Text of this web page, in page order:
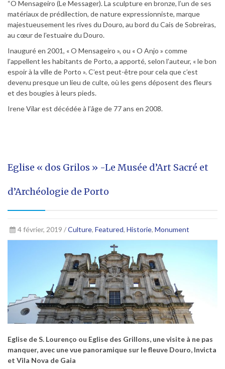
“O Mensageiro (Le Messager). La sculpture en bronze, l’un de ses
matériaux de prédilection, de nature expressionniste, marque
majestueusement les rives du Douro, au bord du Cais de Sobreiras,
au cœur de l’estuaire du Douro.
Inauguré en 2001, « O Mensageiro », ou « O Anjo » comme
l’appellent les habitants de Porto, a apporté, selon l’auteur, « le bon
espoir à la ville de Porto ». C’est peut-être pour cela que c’est
devenu presque un lieu de culte, où les gens déposent des fleurs
et des bougies à leurs pieds.
Irene Vilar est décédée à l’âge de 77 ans en 2008.
Eglise « dos Grilos » -Le Musée d’Art Sacré et
d’Archéologie de Porto
4 février, 2019 /Culture, Featured, Historie, Monument
Eglise de S. Lourenço ou Eglise des Grillons, une visite à ne pas
manquer, avec une vue panoramique sur le fleuve Douro, Invicta
et Vila Nova de Gaia